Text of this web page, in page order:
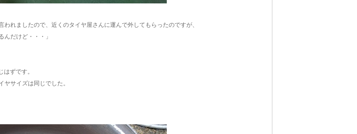
れましたので、近くのタイヤ屋さんに運んで外してもらったのですが、
んだけど・・・」
はずです。
サイズは同じでした。